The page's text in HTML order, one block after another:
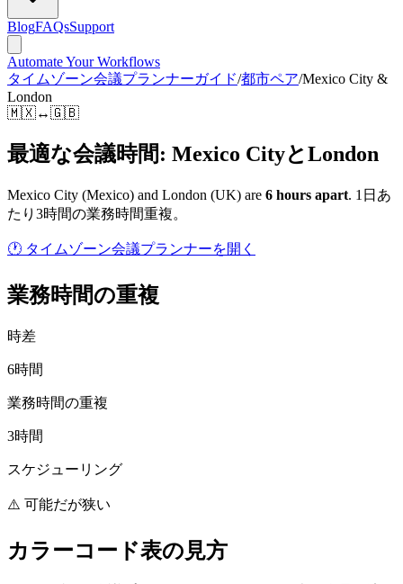
BlogFAQsSupport
Automate Your Workflows
タイムゾーン会議プランナーガイド/都市ペア/Mexico City &
London
🇲🇽↔🇬🇧
最適な会議時間: Mexico CityとLondon
Mexico City (Mexico) and London (UK) are 6 hours apart. 1日あ
たり3時間の業務時間重複。
🕐 タイムゾーン会議プランナーを開く
業務時間の重複
時差
6時間
業務時間の重複
3時間
スケジューリング
⚠️ 可能だが狭い
カラーコード表の見方